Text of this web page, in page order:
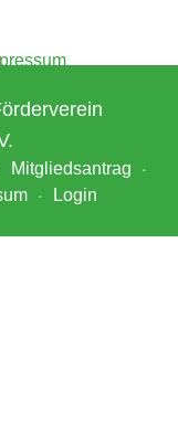
Mitgliedsantrag
Login